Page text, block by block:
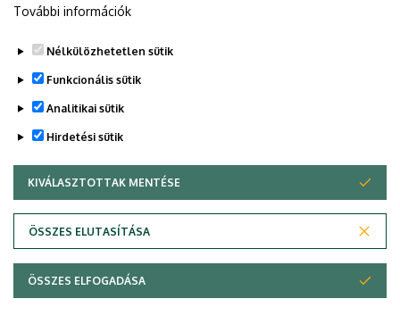
Adatvédelem
Copyright © 2026 Unideb
További információk
Nélkülözhetetlen sütik
Funkcionális sütik
Analitikai sütik
Hirdetési sütik
KIVÁLASZTOTTAK MENTÉSE
ÖSSZES ELUTASÍTÁSA
WITHDRAW CONSENT
ÖSSZES ELFOGADÁSA